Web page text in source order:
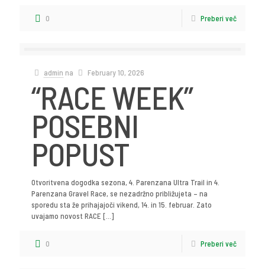
0 Preberi več
admin na February 10, 2026
“RACE WEEK”
POSEBNI
POPUST
Otvoritvena dogodka sezona, 4. Parenzana Ultra Trail in 4.
Parenzana Gravel Race, se nezadržno približujeta – na
sporedu sta že prihajajoči vikend, 14. in 15. februar. Zato
uvajamo novost RACE […]
0 Preberi več